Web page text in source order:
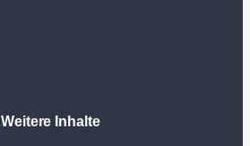
Weitere Inhalte